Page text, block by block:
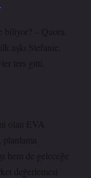
biliyor? – Quora.
aşkı Stefanie,
ters gitti.
olan EVA
planlama
hem de geleceğe
değerlemesi